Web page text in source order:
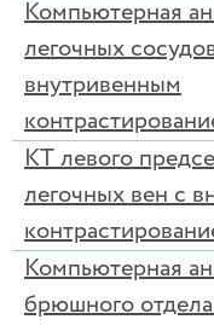
Компьютерная
легочных
внутривенным
КТ левого
легочных вен с
Компьютерная
брюшного